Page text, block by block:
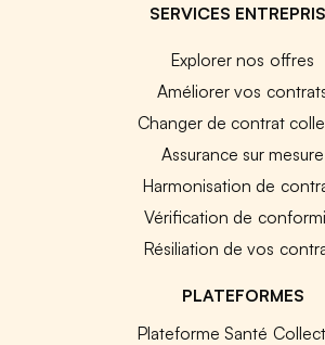
SERVICES
Explorer nos offres
Améliorer vos
Changer de contrat
Assurance sur mesure
Harmonisation de
Vérification de
Résiliation de vos
PLATEFORMES
Plateforme Santé